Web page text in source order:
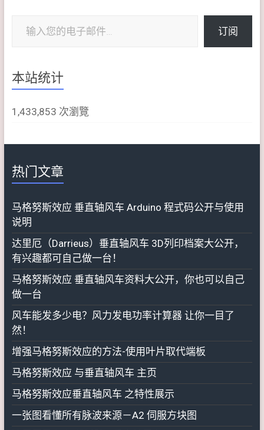
订阅
本站统计
1,433,853 次瀏覽
热门文章
马格努斯效应 垂直轴风车 Arduino 程式码公开与使用
说明
达里厄（Darrieus）垂直轴风车 3D列印档案大公开，
有兴趣都可自己做一台！
马格努斯效应 垂直轴风车资料大公开，你也可以自己
做一台
风车能发多少电？风力发电功率计算器 让你一目了
然！
增强马格努斯效应的方法-使用叶片取代端板
马格努斯效应 与垂直轴风车 主页
马格努斯效应垂直轴风车 之特性展示
一张图看懂所有脉波来源－A2 伺服方块图